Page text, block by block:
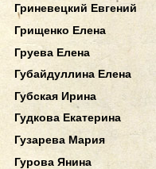
Гриневецкий Евгений
Грищенко Елена
Груева Елена
Губайдуллина Елена
Губская Ирина
Гудкова Екатерина
Гузарева Мария
Гурова Янина